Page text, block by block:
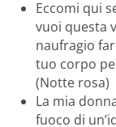
Eccomi qui
vuoi questa
naufragio
tuo corpo
(Notte rosa)
La mia
fuoco di